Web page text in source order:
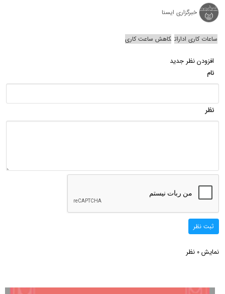
خبرگزاری ایسنا
ساعات کاری ادارات کاهش ساعت کاری
افزودن نظر جدید
نام
نظر
ثبت نظر
نمایش 0 نظر